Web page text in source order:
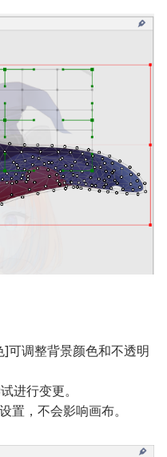
可调整背景颜色和不透明
进行变更。
，不会影响画布。